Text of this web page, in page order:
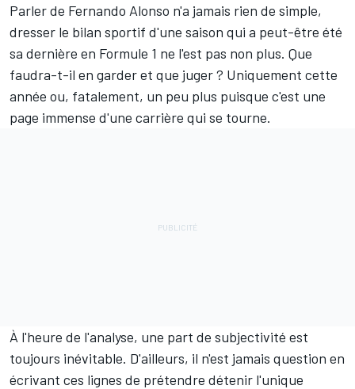
Parler de Fernando Alonso n'a jamais rien de simple,
dresser le bilan sportif d'une saison qui a peut-être été
sa dernière en Formule 1 ne l'est pas non plus. Que
faudra-t-il en garder et que juger ? Uniquement cette
année ou, fatalement, un peu plus puisque c'est une
page immense d'une carrière qui se tourne.
À l'heure de l'analyse, une part de subjectivité est
toujours inévitable. D'ailleurs, il n'est jamais question en
écrivant ces lignes de prétendre détenir l'unique